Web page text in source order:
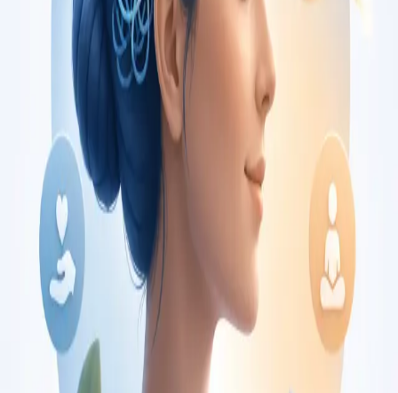
Saiba mais Consulta de Oncologia
Marcar consulta
Specialist
Consulta de Pediatria
Consulta com pediatra registado no Colégio de Pediatria da
Ordem dos Médicos. Avaliação especializada para condições
complexas, crónicas, e de desenvolvimento, por
videochamada.